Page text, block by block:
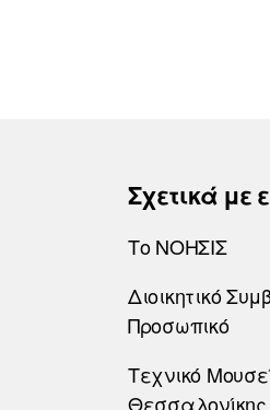
Σχετικά με
Το ΝΟΗΣΙΣ
Διοικητικό
Προσωπικό
Τεχνικό
Θεσσαλονίκης